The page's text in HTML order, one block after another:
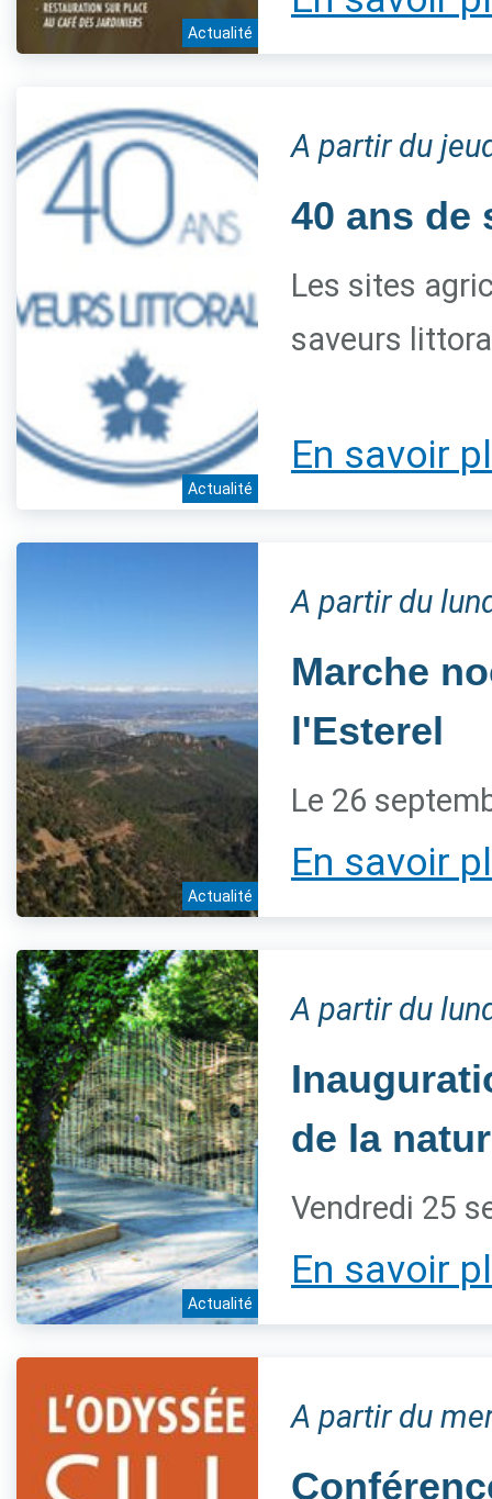
Actualité
Actualité
A partir du
40 ans de
Les sites
saveurs
En savoir
Actualité
A partir du
Marche
l'Esterel
Le 26
En savoir
Actualité
A partir du
de la
Vendredi 25
En savoir
A partir du